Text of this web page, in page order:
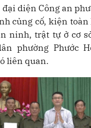
diện Công an
củng cố, kiện
ninh, trật tự ở cơ
phường Phước
liên quan.